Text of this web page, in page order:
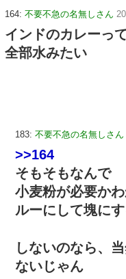
164: 不要不急の名無しさん
インドのカレーっ
全部水みたい
183: 不要不急の名無しさん
>>164
そもそもなんで
小麦粉が必要か
ルーにして塊にす
しないのなら、
ないじゃん